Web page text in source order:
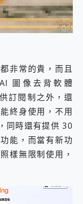
非常的貴，而且
圖像去背軟體
訂閱制之外，還
終身使用，不用
同時還有提供 30
能，而當有新功
樣無限制使用，